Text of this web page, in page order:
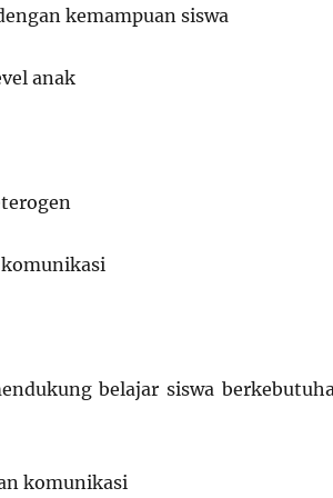
kemampuan siswa
anak
belajar siswa
komunikasi